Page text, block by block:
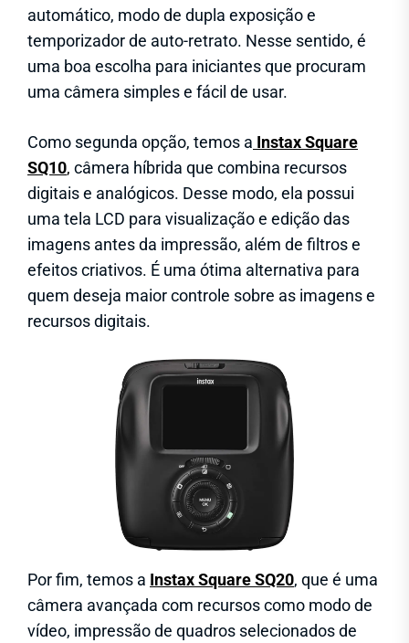
automático, modo de dupla exposição e
temporizador de auto-retrato. Nesse sentido, é
uma boa escolha para iniciantes que procuram
uma câmera simples e fácil de usar.
Como segunda opção, temos a Instax Square
SQ10, câmera híbrida que combina recursos
digitais e analógicos. Desse modo, ela possui
uma tela LCD para visualização e edição das
imagens antes da impressão, além de filtros e
efeitos criativos. É uma ótima alternativa para
quem deseja maior controle sobre as imagens e
recursos digitais.
Por fim, temos a Instax Square SQ20, que é uma
câmera avançada com recursos como modo de
vídeo, impressão de quadros selecionados de